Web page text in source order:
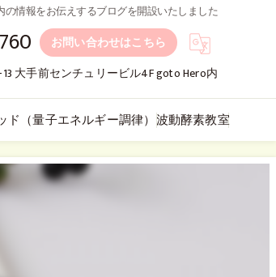
情報をお伝えするブログを開設いたしました
お問い合わせはこちら
大手前センチュリービル4F goto Hero内
ド（量子エネルギー調律） 波動酵素教室